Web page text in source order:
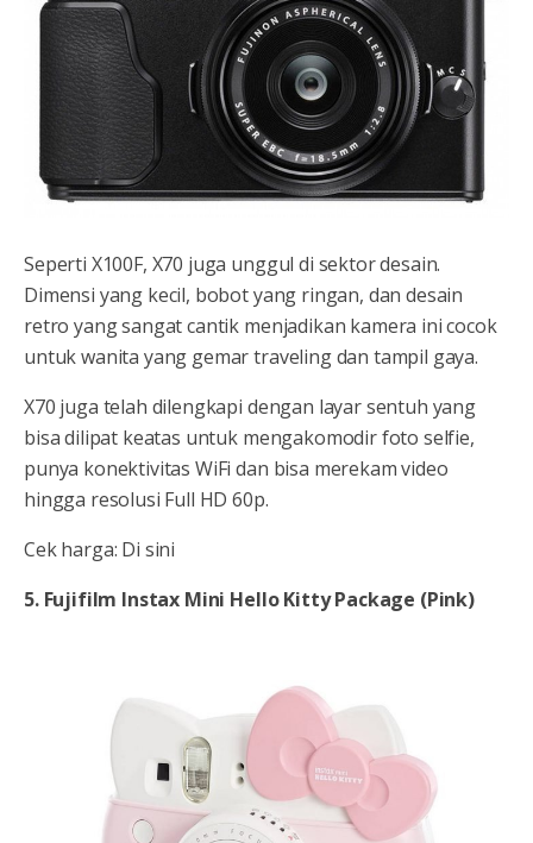
Seperti X100F, X70 juga unggul di sektor desain.
Dimensi yang kecil, bobot yang ringan, dan desain
retro yang sangat cantik menjadikan kamera ini cocok
untuk wanita yang gemar traveling dan tampil gaya.
X70 juga telah dilengkapi dengan layar sentuh yang
bisa dilipat keatas untuk mengakomodir foto selfie,
punya konektivitas WiFi dan bisa merekam video
hingga resolusi Full HD 60p.
Cek harga: Di sini
5. Fujifilm Instax Mini Hello Kitty Package (Pink)